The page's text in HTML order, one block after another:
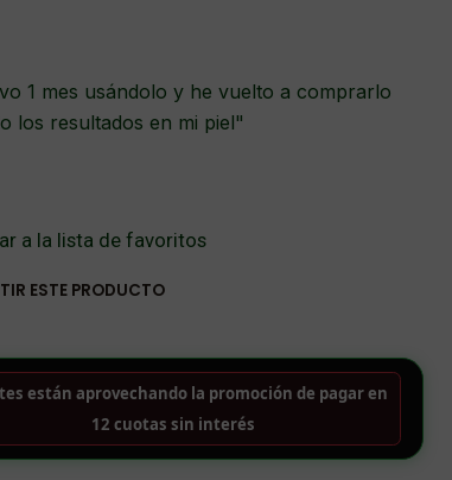
1 mes usándolo y he vuelto a comprarlo
los resultados en mi piel"
a la lista de favoritos
ESTE PRODUCTO